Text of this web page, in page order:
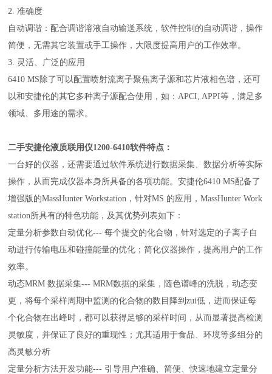
2. 准确度
自动调谐：配合调谐溶液自动输送系统，软件控制的自动调谐，操作
简便，无需其它装置或手工操作，大限度提高用户的工作效率。
3. 灵活、广泛的应用
6410 MS除了可以配置喷射流离子聚焦离子源和芯片液相色谱，还可
以和安捷伦的其它多种离子源配合使用，如：APCI, APPI等，满足多
领域、多用途的需求。
二手安捷伦液质联用仪1200-6410软件特点：
一台好的仪器，还需要通过软件系统进行数据采集、数据分析等实际
操作，从而完成仪器本身所具备的各项功能。安捷伦6410 MS配备了
增强版的MassHunter Workstation，针对MS 的应用，MassHunter Work
station所具有的特色功能，及其优势列表如下：
定量分析参数自动优化--- 每个提交的化合物，针对选定的子离子自
动进行传输电压和碰撞能量的优化；简化仪器操作，提高用户的工作
效率。
动态MRM 数据采集--- MRM数据的采集，随色谱峰的洗脱，动态变
更，将每个采样周期中监测的化合物的数目降到zui低，进而保证每
个化合物在出峰时，都可以获得足够的采样时间，从而显著提高检测
灵敏度，并保证了良好的重现性；尤其适用于食品、环境等多组分的
高灵敏分析
定量分析方法开发功能--- 引导用户准确、简便、快速地建立定量分